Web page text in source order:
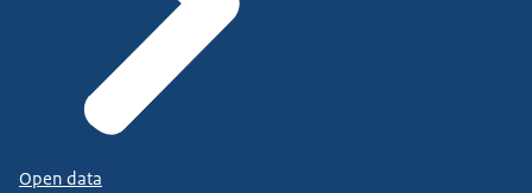
Open data